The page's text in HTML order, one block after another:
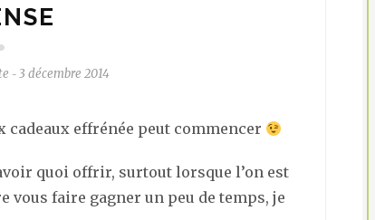
- 3 décembre 2014
cadeaux effrénée peut commencer
quoi offrir, surtout lorsque l’on est
vous faire gagner un peu de temps, je